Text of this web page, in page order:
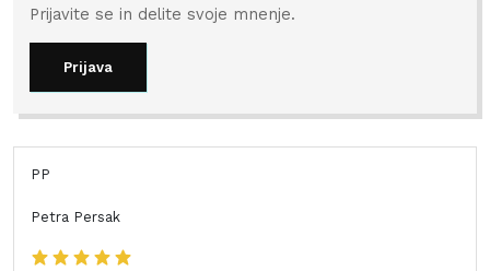
Prijavite se in delite svoje mnenje.
Prijava
PP
Petra Persak